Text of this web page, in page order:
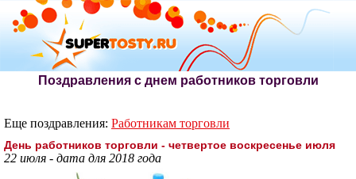
Поздравления с днем работников торговли
Еще поздравления: Работникам торговли
День работников торговли - четвертое воскресенье июля
22 июля - дата для 2018 года